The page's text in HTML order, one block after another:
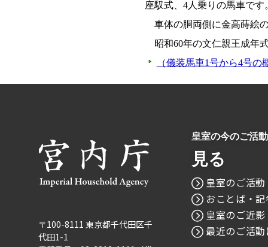
座馭式、4人乗りの馬車です
車体の胴両側に金高蒔絵
昭和60年の文仁親王成年
（儀装馬車1号から4号の
〒100-8111 東京都千代田区千
代田1-1
皇室の今のご活
見る
皇室のご活
おことば・
皇室のご近影
最近のご活